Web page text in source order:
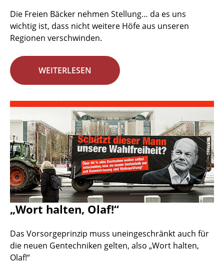
Die Freien Bäcker nehmen Stellung… da es uns
wichtig ist, dass nicht weitere Höfe aus unseren
Regionen verschwinden.
WEITERLESEN
„Wort halten, Olaf!“
Das Vorsorgeprinzip muss uneingeschränkt auch für
die neuen Gentechniken gelten, also „Wort halten,
Olaf!“